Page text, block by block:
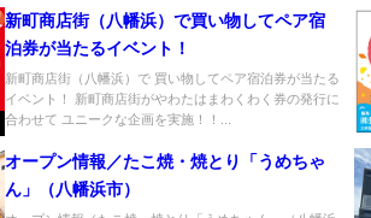
新町商店街（八幡浜）で買い物してペア宿
泊券が当たるイベント！
新町商店街（八幡浜）で 買い物してペア宿泊券が当たる
イベント！ 新町商店街がやわたはまわくわく券の発行に
合わせて ユニークな企画を実施！！...
オープン情報／たこ焼・焼とり「うめちゃ
ん」（八幡浜市）